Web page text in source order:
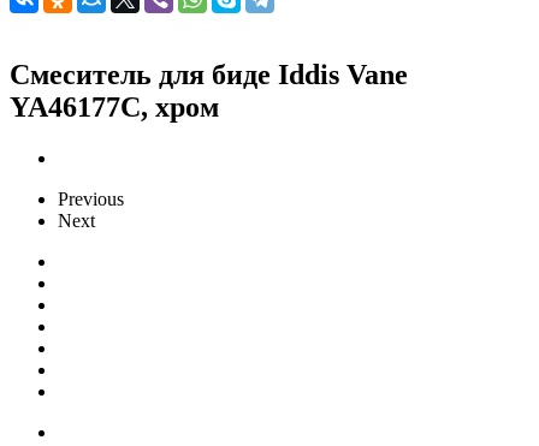
Смеситель для биде Iddis Vane
YA46177C, хром
Previous
Next